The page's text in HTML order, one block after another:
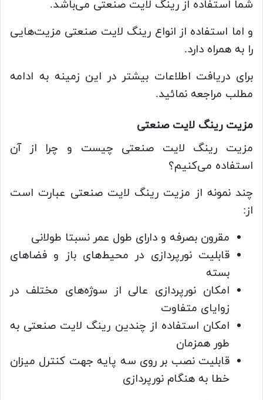
شما استفاده از رینگ لایت صنعتی می‌باشد.
و اما استفاده از انواع رینگ لایت صنعتی مزیت‌هایی
را به همراه دارد.
برای دریافت اطلاعات بیشتر در این زمینه به ادامه
مطلب مراجعه نمائید.
مزیت رینگ لایت صنعتی
مزیت رینگ لایت صنعتی چیست و چرا از آن
استفاده می‌کنیم؟
چند نمونه از مزیت رینگ لایت صنعتی عبارت است
از:
مقرون بصرفه و دارای طول عمر نسبتا طولانی
قابلیت نورپردازی در محیط‌های باز و فضاهای
بسته
امکان نورپردازی عالی از سوژه‌های مختلف در
زوایای متفاوت
امکان استفاده از چندین رینگ لایت صنعتی به
طور همزمان
قابلیت نصب بر روی سه پایه جهت کنترل میزان
خطا به هنگام نورپردازی